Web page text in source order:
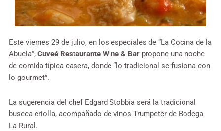
Este viernes 29 de julio, en los especiales de “La Cocina de la
Abuela”, Cuveé Restaurante Wine & Bar propone una noche
de comida típica casera, donde “lo tradicional se fusiona con
lo gourmet”.
La sugerencia del chef Edgard Stobbia será la tradicional
buseca criolla, acompañado de vinos Trumpeter de Bodega
La Rural.